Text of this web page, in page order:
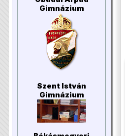
Gimnázium
Szent István
Gimnázium